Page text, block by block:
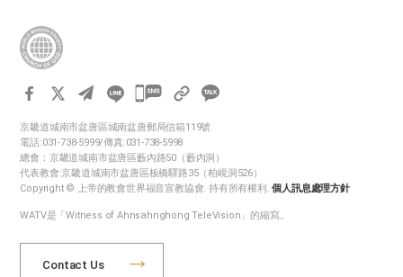
카
오
톡
공
하
京畿道城南市盆唐區城南盆唐郵局信箱119號
電話:031-738-5999/傳真:031-738-5998
總會：京畿道城南市盆唐區藪內路50（藪內洞）
代表教會:京畿道城南市盆唐區板橋驛路35（柏峴洞526）
Copyright © 上帝的教會世界福音宣教協會. 持有所有權利.個人訊息處理方針
WATV是「Witness of Ahnsahnghong TeleVision」的縮寫。
Contact Us